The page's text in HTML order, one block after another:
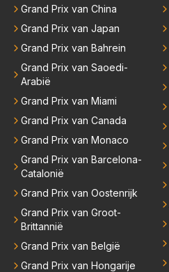
Grand Prix van China
Grand Prix van Japan
Grand Prix van Bahrein
Grand Prix van Saoedi-
Arabië
Grand Prix van Miami
Grand Prix van Canada
Grand Prix van Monaco
Grand Prix van Barcelona-
Catalonië
Grand Prix van Oostenrijk
Grand Prix van Groot-
Brittannië
Grand Prix van België
Grand Prix van Hongarije